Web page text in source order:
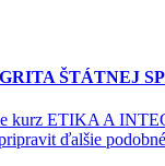
ŠTÁTNEJ
kurz ETIKA A
ďalšie